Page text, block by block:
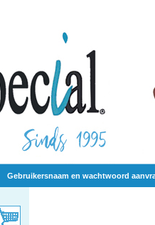
Gebruikersnaam en wachtwoord